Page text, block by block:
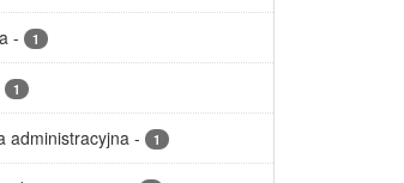
- 1
1
administracyjna - 1